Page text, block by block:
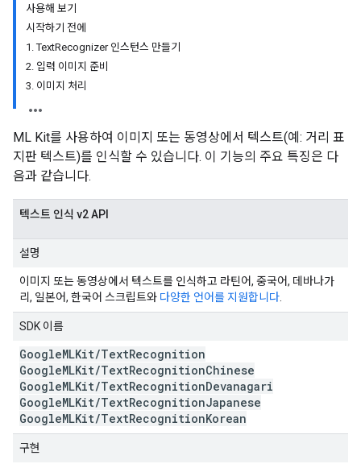
사용해 보기
시작하기 전에
1. TextRecognizer 인스턴스 만들기
2. 입력 이미지 준비
3. 이미지 처리
ML Kit를 사용하여 이미지 또는 동영상에서 텍스트(예: 거리 표
지판 텍스트)를 인식할 수 있습니다. 이 기능의 주요 특징은 다
음과 같습니다.
텍스트 인식 v2 API
설명
이미지 또는 동영상에서 텍스트를 인식하고 라틴어, 중국어, 데바나가
리, 일본어, 한국어 스크립트와 다양한 언어를 지원합니다
SDK 이름
GoogleMLKit/TextRecognition
GoogleMLKit/TextRecognitionChinese
GoogleMLKit/TextRecognitionDevanagari
GoogleMLKit/TextRecognitionJapanese
GoogleMLKit/TextRecognitionKorean
구현